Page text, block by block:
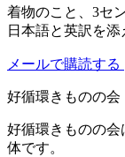
着物のこと、3セ
日本語と英訳を添
メールで購読する
好循環きものの会
好循環きものの会
体です。